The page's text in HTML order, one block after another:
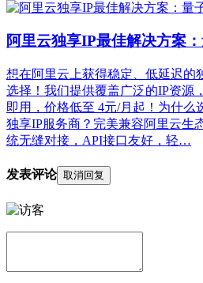
阿里云独享IP最佳解决方案
想在阿里云上获得稳定、低延迟的
选择！我们提供覆盖广泛的IP资源
即用，价格低至 4元/月起！为什么
独享IP服务商？完美兼容阿里云生
统无缝对接，API接口友好，轻…
发表评论 取消回复